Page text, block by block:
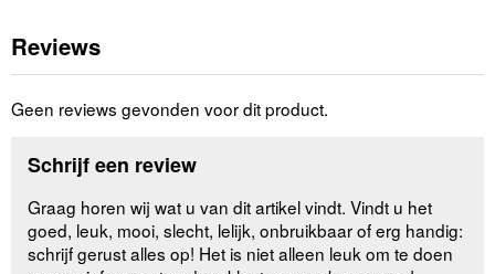
Reviews
Geen reviews gevonden voor dit product.
Schrijf een review
Graag horen wij wat u van dit artikel vindt. Vindt u het
goed, leuk, mooi, slecht, lelijk, onbruikbaar of erg handig:
schrijf gerust alles op! Het is niet alleen leuk om te doen